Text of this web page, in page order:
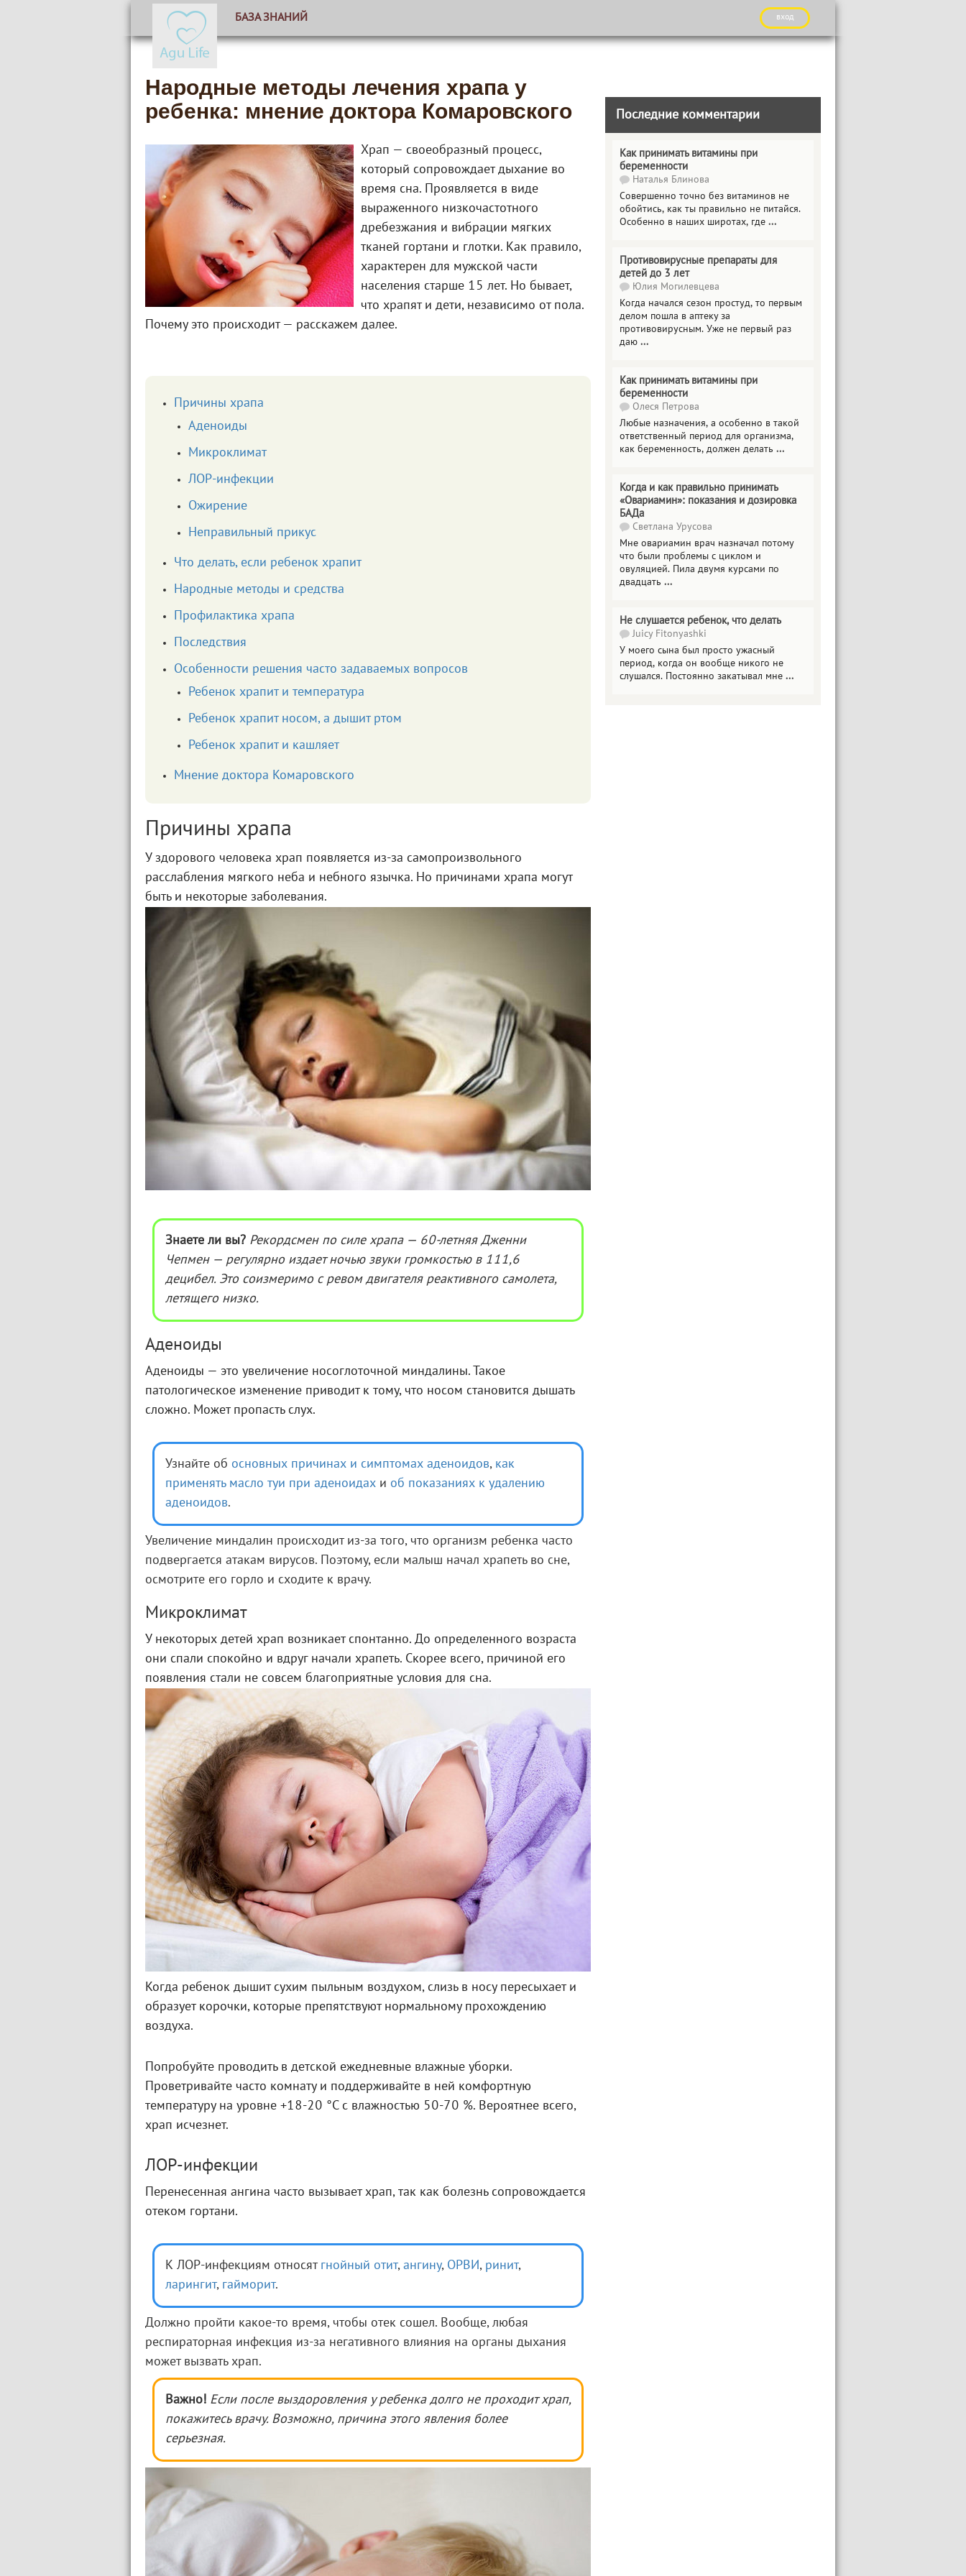
БАЗА ЗНАНИЙ вход
Народные методы лечения храпа у
ребенка: мнение доктора Комаровского
Храп — своеобразный процесс,
который сопровождает дыхание во
время сна. Проявляется в виде
выраженного низкочастотного
дребезжания и вибрации мягких
тканей гортани и глотки. Как правило,
характерен для мужской части
населения старше 15 лет. Но бывает,
что храпят и дети, независимо от пола.
Почему это происходит — расскажем далее.
Причины храпа
Аденоиды
Микроклимат
ЛОР-инфекции
Ожирение
Неправильный прикус
Что делать, если ребенок храпит
Народные методы и средства
Профилактика храпа
Последствия
Особенности решения часто задаваемых вопросов
Ребенок храпит и температура
Ребенок храпит носом, а дышит ртом
Ребенок храпит и кашляет
Мнение доктора Комаровского
Причины храпа
У здорового человека храп появляется из-за самопроизвольного
расслабления мягкого неба и небного язычка. Но причинами храпа могут
быть и некоторые заболевания.
Знаете ли вы? Рекордсмен по силе храпа — 60-летняя Дженни
Чепмен — регулярно издает ночью звуки громкостью в 111,6
децибел. Это соизмеримо с ревом двигателя реактивного самолета,
летящего низко.
Аденоиды
Аденоиды — это увеличение носоглоточной миндалины. Такое
патологическое изменение приводит к тому, что носом становится дышать
сложно. Может пропасть слух.
Узнайте об основных причинах и симптомах аденоидов, как
применять масло туи при аденоидах и об показаниях к удалению
аденоидов.
Увеличение миндалин происходит из-за того, что организм ребенка часто
подвергается атакам вирусов. Поэтому, если малыш начал храпеть во сне,
осмотрите его горло и сходите к врачу.
Микроклимат
У некоторых детей храп возникает спонтанно. До определенного возраста
они спали спокойно и вдруг начали храпеть. Скорее всего, причиной его
появления стали не совсем благоприятные условия для сна.
Когда ребенок дышит сухим пыльным воздухом, слизь в носу пересыхает и
образует корочки, которые препятствуют нормальному прохождению
воздуха.
Попробуйте проводить в детской ежедневные влажные уборки.
Проветривайте часто комнату и поддерживайте в ней комфортную
температуру на уровне +18-20 °С с влажностью 50-70 %. Вероятнее всего,
храп исчезнет.
ЛОР-инфекции
Перенесенная ангина часто вызывает храп, так как болезнь сопровождается
отеком гортани.
К ЛОР-инфекциям относят гнойный отит, ангину, ОРВИ, ринит,
ларингит, гайморит.
Должно пройти какое-то время, чтобы отек сошел. Вообще, любая
респираторная инфекция из-за негативного влияния на органы дыхания
может вызвать храп.
Важно! Если после выздоровления у ребенка долго не проходит храп,
покажитесь врачу. Возможно, причина этого явления более
серьезная.
Последние комментарии
Как принимать витамины при
беременности
Наталья Блинова
Совершенно точно без витаминов не
обойтись, как ты правильно не питайся.
Особенно в наших широтах, где ...
Противовирусные препараты для
детей до 3 лет
Юлия Могилевцева
Когда начался сезон простуд, то первым
делом пошла в аптеку за
противовирусным. Уже не первый раз
даю ...
Как принимать витамины при
беременности
Олеся Петрова
Любые назначения, а особенно в такой
ответственный период для организма,
как беременность, должен делать ...
Когда и как правильно принимать
«Овариамин»: показания и дозировка
БАДа
Светлана Урусова
Мне овариамин врач назначал потому
что были проблемы с циклом и
овуляцией. Пила двумя курсами по
двадцать ...
Не слушается ребенок, что делать
Juicy Fitonyashki
У моего сына был просто ужасный
период, когда он вообще никого не
слушался. Постоянно закатывал мне ...